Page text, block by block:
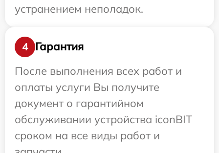
устранением неполадок.
4
Гарантия
После выполнения всех работ и
оплаты услуги Вы получите
документ о гарантийном
обслуживании устройства iconBIT
сроком на все виды работ и